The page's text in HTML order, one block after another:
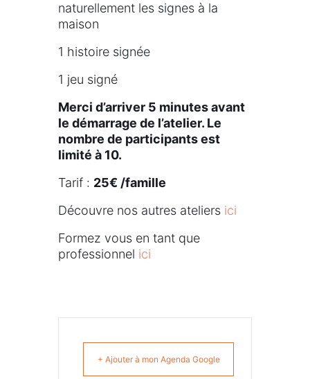
naturellement les signes à la
maison
1 histoire signée
1 jeu signé
Merci d’arriver 5 minutes avant
le démarrage de l’atelier. Le
nombre de participants est
limité à 10.
Tarif : 25€ /famille
Découvre nos autres ateliers ici
Formez vous en tant que
professionnel ici
+ Ajouter à mon Agenda Google